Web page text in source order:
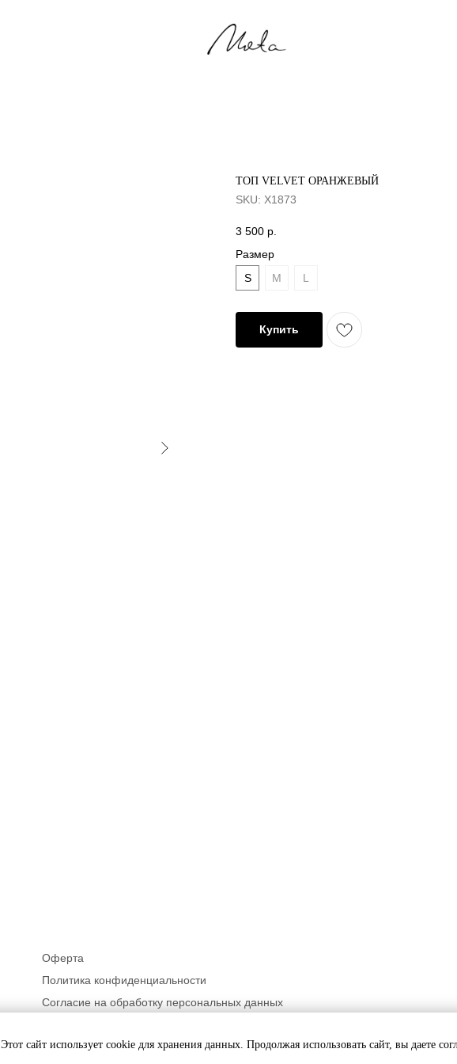
Этот сайт использует cookie для хранения данных. Продолжая использовать сайт, вы даете
ТОП VELVET ОРАНЖЕВЫЙ
SKU: X1873
3 500 р.
Размер
S
M L
Купить
Оферта
Политика конфиденциальности
Согласие на обработку персональных данных